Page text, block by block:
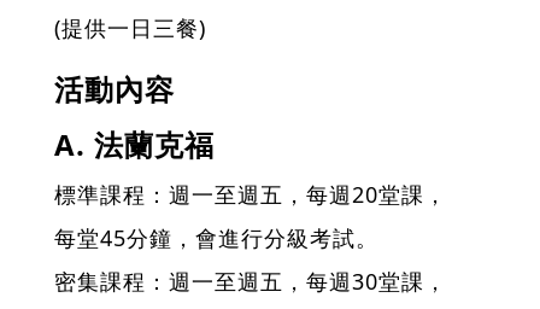
(提供一日三餐)
活動內容
A. 法蘭克福
標準課程：週一至週五，每週20堂課，
每堂45分鐘，會進行分級考試。
密集課程：週一至週五，每週30堂課，